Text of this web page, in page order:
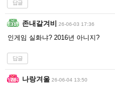
답글
존내갈겨비 26-06-03 17:36
인게임 실화냐? 2016년 아니지?
답글
나랑겨울 26-06-04 13:50